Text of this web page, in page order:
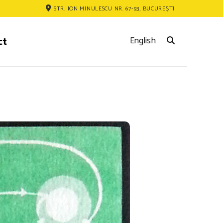
STR. ION MINULESCU NR. 67-93, BUCUREȘTI
English